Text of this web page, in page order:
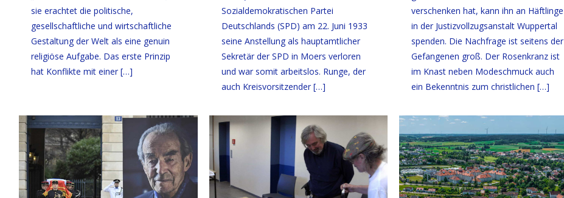
sie erachtet die politische,
gesellschaftliche und wirtschaftliche
Gestaltung der Welt als eine genuin
religiöse Aufgabe. Das erste Prinzip
hat Konflikte mit einer […]
Sozialdemokratischen Partei
Deutschlands (SPD) am 22. Juni 1933
seine Anstellung als hauptamtlicher
Sekretär der SPD in Moers verloren
und war somit arbeitslos. Runge, der
auch Kreisvorsitzender[…]
verschenken hat, kann ihn an Häftlinge
in der Justizvollzugsanstalt Wuppertal
spenden. Die Nachfrage ist seitens der
Gefangenen groß. Der Rosenkranz ist
im Knast neben Modeschmuck auch
ein Bekenntnis zum christlichen […]